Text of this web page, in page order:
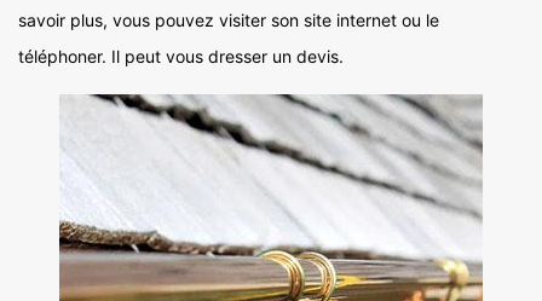
savoir plus, vous pouvez visiter son site internet ou le
téléphoner. Il peut vous dresser un devis.